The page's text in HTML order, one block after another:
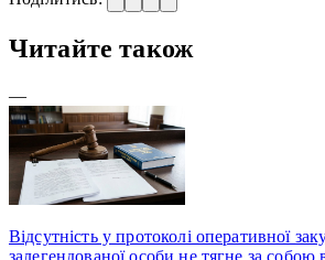
Читайте також
—
Відсутність у протоколі оперативної
залегендованої особи не тягне за собою